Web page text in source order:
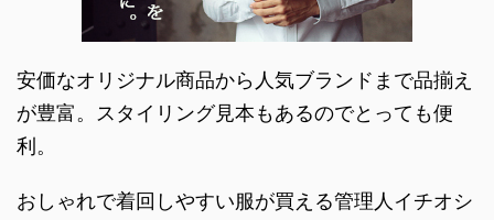
安価なオリジナル商品から人気ブランドまで品揃え
が豊富。スタイリング見本もあるのでとっても便
利。
おしゃれで着回しやすい服が買える管理人イチオシ